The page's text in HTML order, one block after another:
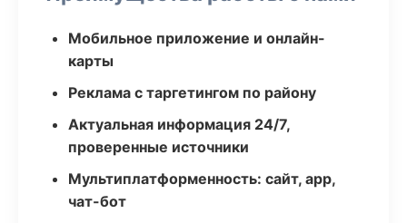
Мобильное приложение и онлайн-
карты
Реклама с таргетингом по району
Актуальная информация 24/7,
проверенные источники
Мультиплатформенность: сайт, app,
чат-бот